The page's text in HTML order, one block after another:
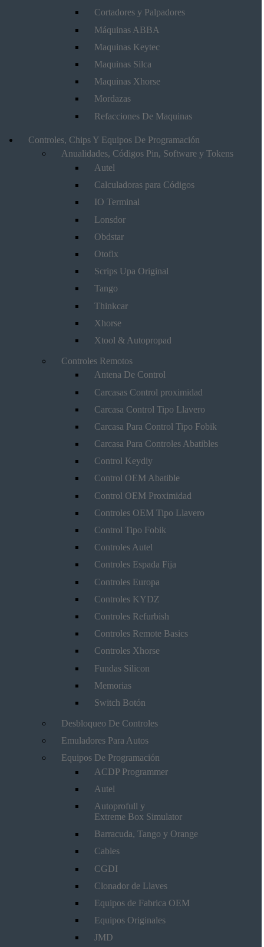
Cortadores y Palpadores
Máquinas ABBA
Maquinas Keytec
Maquinas Silca
Maquinas Xhorse
Mordazas
Refacciones De Maquinas
Controles, Chips Y Equipos De Programación
Anualidades, Códigos Pin, Software y Tokens
Autel
Calculadoras para Códigos
IO Terminal
Lonsdor
Obdstar
Otofix
Scrips Upa Original
Tango
Thinkcar
Xhorse
Xtool & Autopropad
Controles Remotos
Antena De Control
Carcasas Control proximidad
Carcasa Control Tipo Llavero
Carcasa Para Control Tipo Fobik
Carcasa Para Controles Abatibles
Control Keydiy
Control OEM Abatible
Control OEM Proximidad
Controles OEM Tipo Llavero
Control Tipo Fobik
Controles Autel
Controles Espada Fija
Controles Europa
Controles KYDZ
Controles Refurbish
Controles Remote Basics
Controles Xhorse
Fundas Silicon
Memorias
Switch Botón
Desbloqueo De Controles
Emuladores Para Autos
Equipos De Programación
ACDP Programmer
Autel
Autoprofull y
Extreme Box Simulator
Barracuda, Tango y Orange
Cables
CGDI
Clonador de Llaves
Equipos de Fabrica OEM
Equipos Originales
JMD